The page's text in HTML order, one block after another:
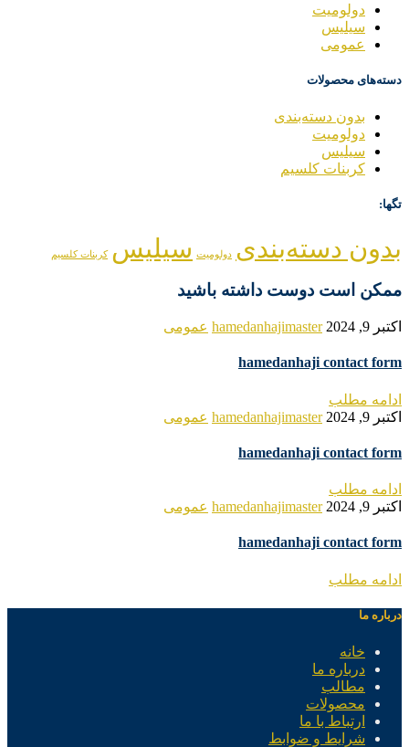
دولومیت
سیلیس
عمومی
دسته‌های محصولات
بدون دسته‌بندی
دولومیت
سیلیس
کربنات کلسیم
تگها:
بدون دسته‌بندی دولومیت سیلیس کربنات کلسیم
ممکن است دوست داشته باشید
اکتبر 9, 2024 hamedanhajimaster عمومی
hamedanhaji contact form
ادامه مطلب
اکتبر 9, 2024
hamedanhajimaster عمومی
hamedanhaji contact form
ادامه مطلب
اکتبر 9, 2024
hamedanhajimaster عمومی
hamedanhaji contact form
ادامه مطلب
درباره ما
خانه
درباره ما
مطالب
محصولات
ارتباط با ما
شرایط و ضوابط